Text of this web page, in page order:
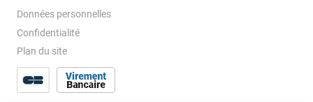
Données personnelles
Confidentialité
Plan du site